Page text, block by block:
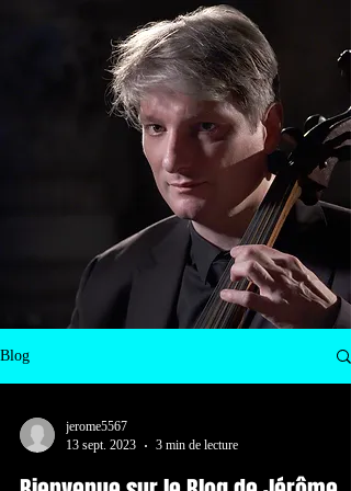
Blog
jerome5567
13 sept. 2023
3 min de lecture